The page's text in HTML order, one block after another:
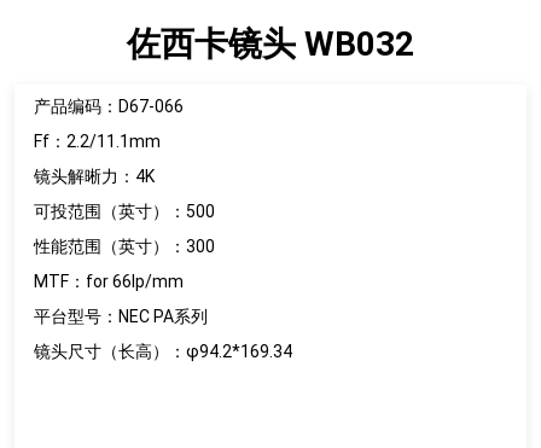
佐西卡镜头 WB032
产品编码：D67-066
Ff：2.2/11.1mm
镜头解晰力：4K
可投范围（英寸）：500
性能范围（英寸）：300
MTF：for 66lp/mm
平台型号：NEC PA系列
镜头尺寸（长高）：φ94.2*169.34